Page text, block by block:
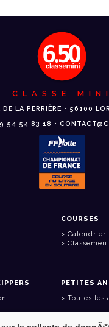
CLASSE MINI
DE LA PERRIÈRE • 56100
54 54 83 18 •
COURSES
Calendrier
PETITES
Toutes les